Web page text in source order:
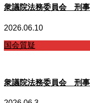
衆議院法務委員会 刑
2026.06.10
国会質疑
衆議院法務委員会 刑